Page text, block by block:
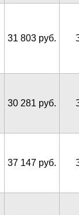
31 803 руб.
30 281 руб.
37 147 руб.